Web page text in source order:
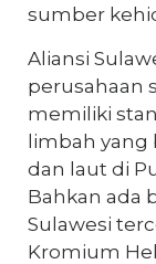
sumber
Aliansi
perusahaan
memiliki
limbah yang
dan laut di
Bahkan ada
Sulawesi
Kromium